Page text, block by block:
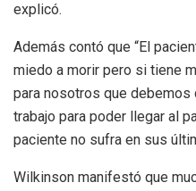
explicó.
Además contó que “El
miedo a morir pero si tiene
para nosotros que debemos
trabajo para poder llegar al
paciente no sufra en sus
Wilkinson manifestó que